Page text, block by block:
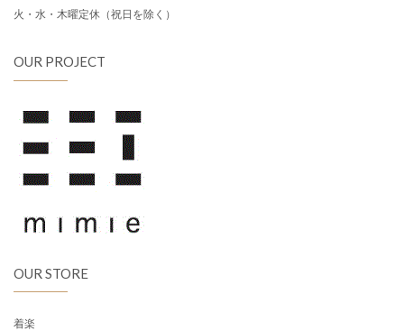
火・水・木曜定休（祝日を除く）
OUR PROJECT
OUR STORE
着楽